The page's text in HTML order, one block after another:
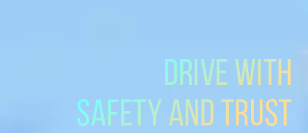
DRIVE WITH
SAFETY AND TRUST